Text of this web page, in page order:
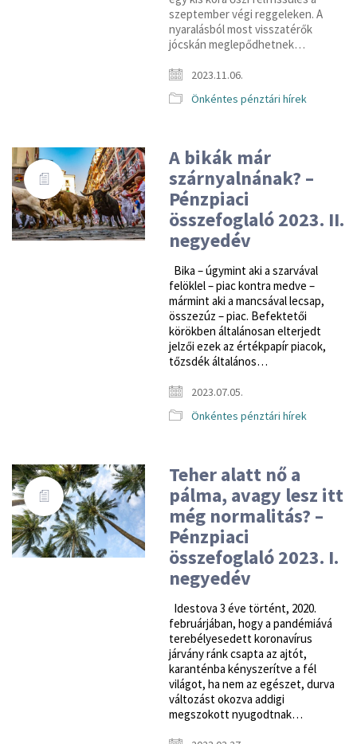
szeptember végi reggeleken. A
nyaralásból most visszatérők
jócskán meglepődhetnek…
2023.11.06.
Önkéntes pénztári hírek
A bikák már
szárnyalnának? –
Pénzpiaci
összefoglaló 2023. II.
negyedév
Bika – úgymint aki a szarvával
felöklel – piac kontra medve –
mármint aki a mancsával lecsap,
összezúz – piac. Befektetői
körökben általánosan elterjedt
jelzői ezek az értékpapír piacok,
tőzsdék általános…
2023.07.05.
Önkéntes pénztári hírek
Teher alatt nő a
pálma, avagy lesz itt
még normalitás? –
Pénzpiaci
összefoglaló 2023. I.
negyedév
Idestova 3 éve történt, 2020.
februárjában, hogy a pandémiává
terebélyesedett koronavírus
járvány ránk csapta az ajtót,
karanténba kényszerítve a fél
világot, ha nem az egészet, durva
változást okozva addigi
megszokott nyugodtnak…